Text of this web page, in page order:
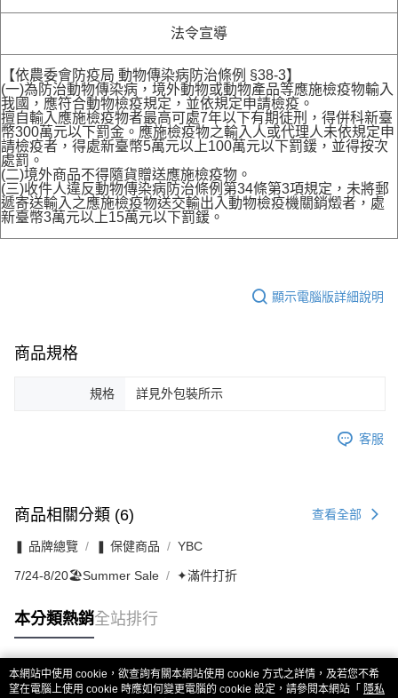
法令宣導
【依農委會防疫局 動物傳染病防治條例 §38-3】
(一)為防治動物傳染病，境外動物或動物產品等應施檢疫物輸入
我國，應符合動物檢疫規定，並依規定申請檢疫。
擅自輸入應施檢疫物者最高可處7年以下有期徒刑，得併科新臺
幣300萬元以下罰金。應施檢疫物之輸入人或代理人未依規定申
請檢疫者，得處新臺幣5萬元以上100萬元以下罰鍰，並得按次
處罰。
(二)境外商品不得隨貨贈送應施檢疫物。
(三)收件人違反動物傳染病防治條例第34條第3項規定，未將郵
遞寄送輸入之應施檢疫物送交輸出入動物檢疫機關銷燬者，處
新臺幣3萬元以上15萬元以下罰鍰。
顯示電腦版詳細說明
商品規格
規格 詳見外包裝所示
客服
商品相關分類 (6) 查看全部
❚ 品牌總覽 ❚ 保健商品 YBC
7/24-8/20🏖️Summer Sale ✦滿件打折
本分類熱銷全站排行
熱門標籤
本網站中使用 cookie，欲查詢有關本網站使用 cookie 方式之詳情，及若您不希
望在電腦上使用 cookie 時應如何變更電腦的 cookie 設定，請參閱本網站「 隱私